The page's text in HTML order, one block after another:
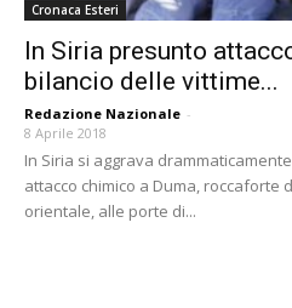
Cronaca Esteri
In Siria presunto
bilancio delle vittime...
Redazione Nazionale -
8 Aprile 2018
In Siria si aggrava
attacco chimico a Duma, roccaforte
orientale, alle porte di...